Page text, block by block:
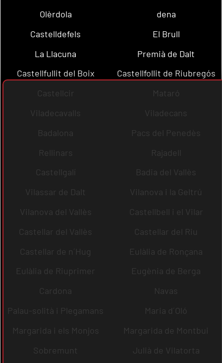
Olèrdola
dena
Castelldefels
El Brull
La Llacuna
Premià de Dalt
Castellfullit del Boix
Castellfollit de Riubregós
Castellcir
Mataró
Viladecavalls
Viladecans
Badalona
Pacs del Penedès
Rellinars
Rajadell
Castellgalí
Badia del Vallès
Vilassar de Dalt
Vilanova i la Geltrú
Vilanova del Vallès
Castellbell i el Vilar
Castellar del Vallès
Castellar del Riu
Castellar de n´Hug
Eulàlia de Ronçana
Eulàlia de Riuprimer
Eugènia de Berga
Cardona
Navas
Palau-solità i Plegamans
Maria d´Oló
Margarida i els Monjos
Margarida de Montbui
Sobremunt
Julià de Vilatorta